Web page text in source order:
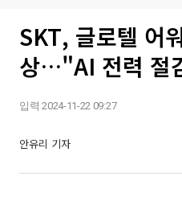
SKT, 글로텔 어
상…"AI 전력 절
입력 2024-11-22 09:27
안유리 기자